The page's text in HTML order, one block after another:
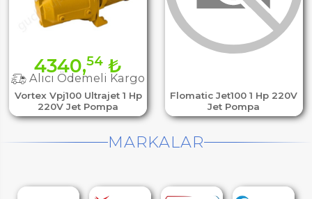
Vortex Vpj100 Ultrajet 1 Hp
220V Jet Pompa
4340,54 ₺
Alıcı Ödemeli Kargo
Flomatic Jet100 1 Hp 220V
Jet Pompa
MARKALAR